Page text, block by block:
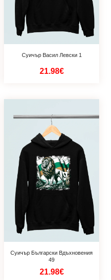
Суичър Васил Левски 1
21.98€
Суичър Български Вдъхновения
49
21.98€